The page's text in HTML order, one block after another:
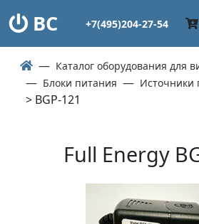
ВС +7(495)204-27-54
Каталог оборудования для
Блоки питания
Источники
> BGP-121
Full Energy